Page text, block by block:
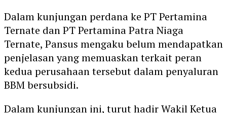
Dalam kunjungan perdana ke PT Pertamina
Ternate dan PT Pertamina Patra Niaga
Ternate, Pansus mengaku belum mendapatkan
penjelasan yang memuaskan terkait peran
kedua perusahaan tersebut dalam penyaluran
BBM bersubsidi.
Dalam kunjungan ini, turut hadir Wakil Ketua